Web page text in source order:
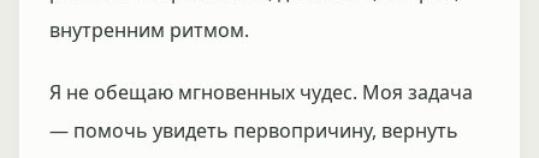
внутренним ритмом.
Я не обещаю мгновенных чудес. Моя задача
— помочь увидеть первопричину, вернуть